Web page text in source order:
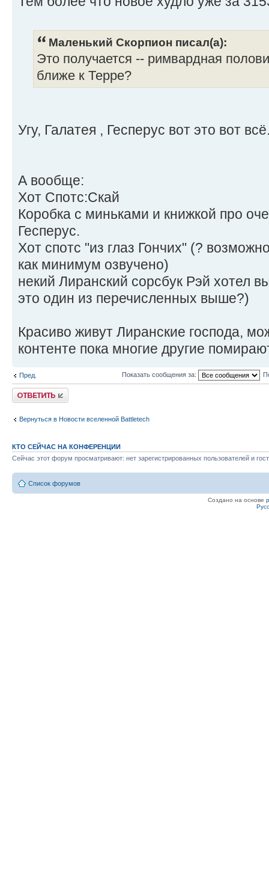
Маленький Скорпион писал(а):
Это получается -- римвардная
ближе к Терре?
Угу, Галатея , Гесперус вот это вот
А вообще:
Хот Спотс:Скай
Коробка с миньками и книжкой про
Гесперус.
Хот спотс "из глаз Гончих" (?
как минимум озвучено)
некий Лиранский сорсбук Рэй хотел
это один из перечисленных выше?)
Красиво живут Лиранские господа,
контенте пока многие другие
Пред. Показать сообщения за:
Ответить
Вернуться в Новости вселенной Battletech
КТО СЕЙЧАС НА КОНФЕРЕНЦИИ
Сейчас этот форум просматривают: нет зарегистрированных пользователей и
Список форумов
Создано на основе